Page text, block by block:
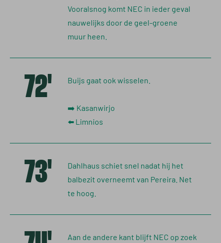
Vooralsnog komt NEC in ieder geval
nauwelijks door de geel-groene
muur heen.
72' Buijs gaat ook wisselen.
➡️ Kasanwirjo
⬅️ Limnios
73'
Dahlhaus schiet snel nadat hij het
balbezit overneemt van Pereira. Net
te hoog.
Aan de andere kant blijft NEC op zoek